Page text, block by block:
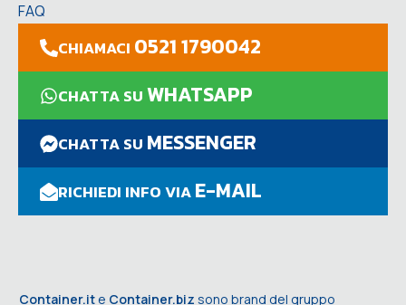
FAQ
CHIAMACI 0521 1790042
CHATTA SUWHATSAPP
CHATTA SU MESSENGER
RICHIEDI INFO VIAE-MAIL
Container.it e Container.biz sono brand del gruppo